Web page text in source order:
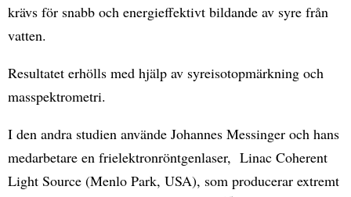
krävs för snabb och energieffektivt bildande av syre från
vatten.
Resultatet erhölls med hjälp av syreisotopmärkning och
masspektrometri.
I den andra studien använde Johannes Messinger och hans
medarbetare en frielektronröntgenlaser, Linac Coherent
Light Source (Menlo Park, USA), som producerar extremt